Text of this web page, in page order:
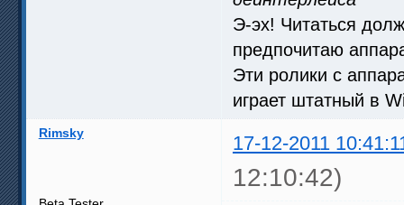
Э-эх! Читаться
предпочитаю
Эти ролики с
играет штатный в
Rimsky 17-12-2011
12:10:42)